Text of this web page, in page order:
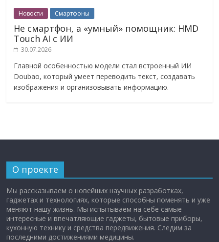
Новости Смартфоны
Не смартфон, а «умный» помощник: HMD
Touch AI с ИИ
30.07.2026
Главной особенностью модели стал встроенный ИИ
Doubao, который умеет переводить текст, создавать
изображения и организовывать информацию.
О проекте
Мы рассказываем о новейших научных разработках,
гаджетах и технологиях, которые способны поменять и уже
меняют нашу жизнь. Мы испытываем на себе самые
интересные и впечатляющие гаджеты, бытовые приборы,
кухонную технику и средства передвижения. Следим за
последними достижениями медицины.